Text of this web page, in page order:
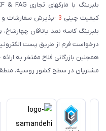
کیفیت چینی 3 - پذیرش سفارشات و
بلبرینگ کاسه نمد یاتاقان
درخواست فرم از طریق پست
همچنین بازرگانی فلاح مفتخر به
مشتریان در سطح کشور روسیه،